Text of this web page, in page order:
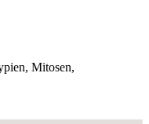
Mitosen,